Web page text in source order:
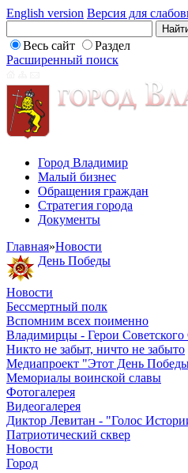
English version Версия для
Весь сайт
Раздел
Расширенный поиск
Город Владимир
Малый бизнес
Обращения граждан
Стратегия города
Документы
Главная»Новости
День Победы
Новости
Бессмертный полк
Вспомним всех поименно
Владимирцы - Герои
Никто не забыт, ничто не забыто
Медиапроект "Этот День
Мемориалы воинской славы
Фотогалерея
Видеогалерея
Диктор Левитан - "Голос
Патриотический сквер
Новости
Город